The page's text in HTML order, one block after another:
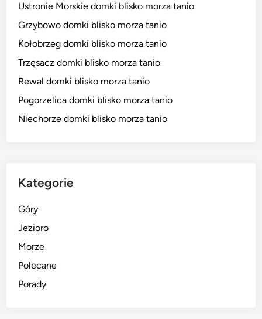
Ustronie Morskie domki blisko morza tanio
Grzybowo domki blisko morza tanio
Kołobrzeg domki blisko morza tanio
Trzęsacz domki blisko morza tanio
Rewal domki blisko morza tanio
Pogorzelica domki blisko morza tanio
Niechorze domki blisko morza tanio
Kategorie
Góry
Jezioro
Morze
Polecane
Porady